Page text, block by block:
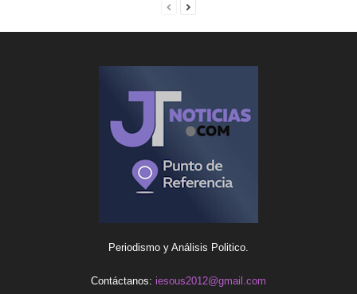
Periodismo y Análisis Politico.
Contáctanos: iesous2012@gmail.com